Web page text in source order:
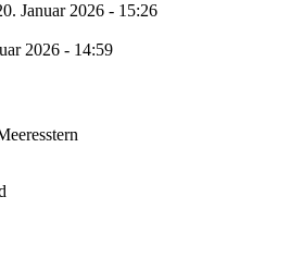
Januar 2026 - 15:26
2026 - 14:59